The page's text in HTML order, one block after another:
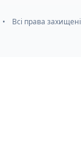
• Всі права захищені